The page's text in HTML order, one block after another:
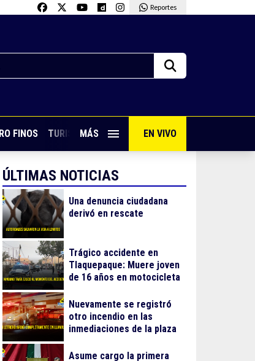
Reportes
FINOS TURISMO CON SABOR VIVE PUERTO VALLARTA
MÁS EN VIVO
ÚLTIMAS NOTICIAS
Una denuncia ciudadana
derivó en rescate
Trágico accidente en
Tlaquepaque: Muere joven
de 16 años en motocicleta
Nuevamente se registró
otro incendio en las
inmediaciones de la plaza
Asume cargo la primera